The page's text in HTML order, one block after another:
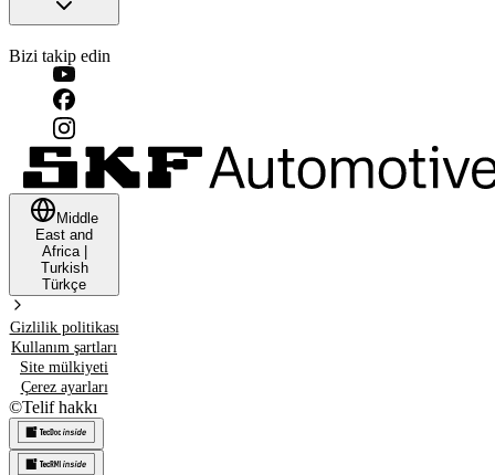
Bizi takip edin
Middle
East and
Africa|
Turkish
Türkçe
Gizlilik politikası
Kullanım şartları
Site mülkiyeti
Çerez ayarları
©Telif hakkı